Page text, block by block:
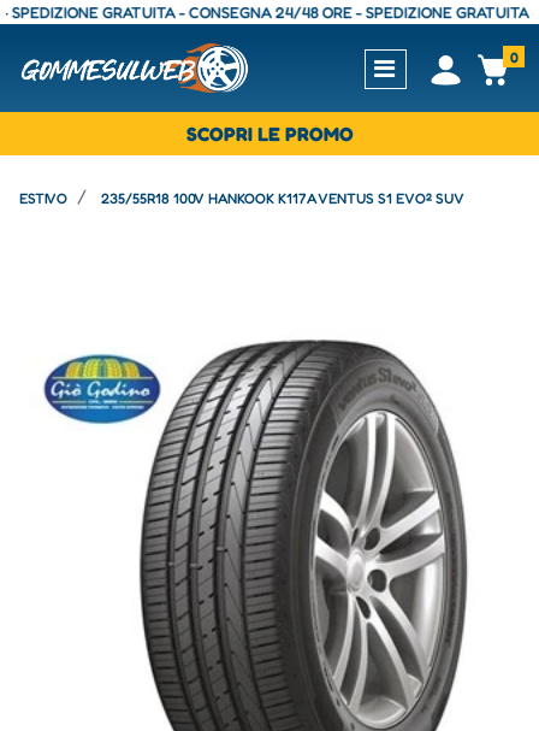
GRATUITA - CONSEGNA 24/48 ORE - SPEDIZIONE GRATUITA -
Open0
SCOPRI LE PROMO
ESTIVO 235/55R18 100V HANKOOK K117A VENTUS S1 EVO² SUV